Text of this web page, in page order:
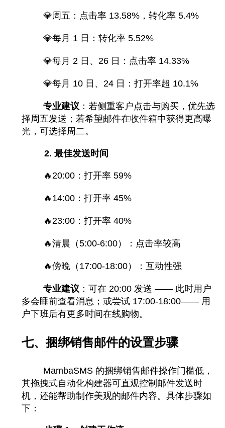
💎周五：点击率 13.58%，转化率 5.4%
💎每月 1 日：转化率 5.52%
💎每月 2 日、26 日：点击率 14.33%
💎每月 10 日、24 日：打开率超 10.1%
专业建议 ：若侧重客户点击与购买，优先选
择周五发送；若希望邮件在收件箱中获得更高曝
光，可选择周二。
2. 最佳发送时间
🔥 20:00：打开率 59%
🔥 14:00：打开率 45%
🔥 23:00：打开率 40%
🔥清晨（5:00-6:00）：点击率较高
🔥傍晚（17:00-18:00）：互动性强
专业建议 ：可在 20:00 发送 —— 此时用户
多会睡前查看消息；或尝试 17:00-18:00—— 用
户下班后有更多时间在线购物。
七、捆绑销售邮件的设置步骤
MambaSMS 的捆绑销售邮件操作门槛低，
其拖拽式自动化构建器可直观控制邮件发送时
机，还能帮助制作美观的邮件内容。具体步骤如
下：